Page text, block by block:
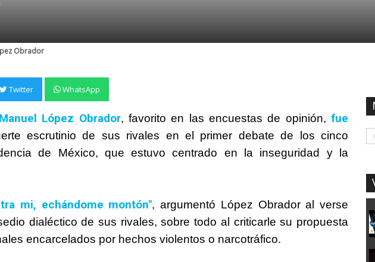
Obrador
Twitter WhatsApp
López Obrador, favorito en las encuestas de opinión, fue
escrutinio de sus rivales en el primer debate de los cinco
de México, que estuvo centrado en la inseguridad y la
mi, echándome montón", argumentó López Obrador al verse
dialéctico de sus rivales, sobre todo al criticarle su propuesta
encarcelados por hechos violentos o narcotráfico.